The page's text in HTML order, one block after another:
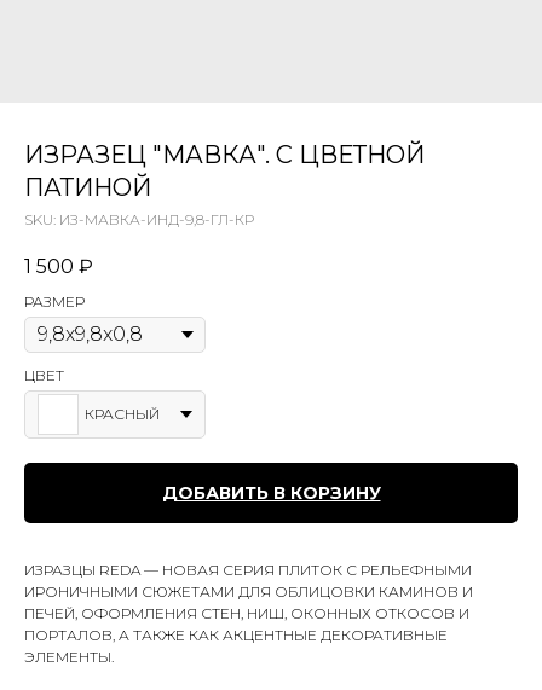
ИЗРАЗЕЦ "МАВКА". С ЦВЕТНОЙ
ПАТИНОЙ
SKU: ИЗ-МАВКА-ИНД-9,8-ГЛ-КР
1 500 ₽
РАЗМЕР
ЦВЕТ
КРАСНЫЙ
ДОБАВИТЬ В КОРЗИНУ
ИЗРАЗЦЫ REDA — НОВАЯ СЕРИЯ ПЛИТОК С РЕЛЬЕФНЫМИ
ИРОНИЧНЫМИ СЮЖЕТАМИ ДЛЯ ОБЛИЦОВКИ КАМИНОВ И
ПЕЧЕЙ, ОФОРМЛЕНИЯ СТЕН, НИШ, ОКОННЫХ ОТКОСОВ И
ПОРТАЛОВ, А ТАКЖЕ КАК АКЦЕНТНЫЕ ДЕКОРАТИВНЫЕ
ЭЛЕМЕНТЫ.